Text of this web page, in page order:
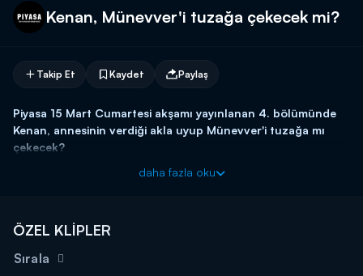
Kenan, Münevver'i tuzağa çekecek mi?
Takip Et Kaydet Paylaş
Piyasa 15 Mart Cumartesi akşamı yayınlanan 4. bölümünde
Kenan, annesinin verdiği akla uyup Münevver'i tuzağa mı
çekecek?
Piyasa yeni bölümleriyle cumartesi akşamı 20.00'de Kanal
daha fazla oku
ÖZEL KLİPLER
Sırala